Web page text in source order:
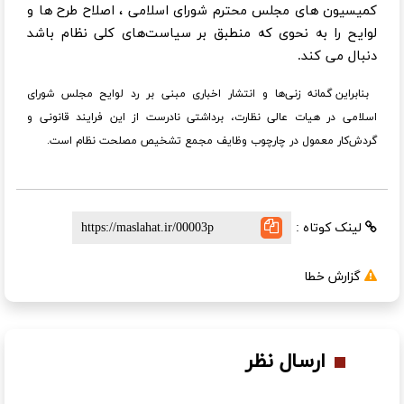
کمیسیون های مجلس محترم شورای اسلامی ، اصلاح طرح ها و
لوایح را به نحوی که منطبق بر سیاست‌های کلی نظام باشد
دنبال می کند.
بنابراین گمانه زنی‌ها و انتشار اخباری مبنی بر رد لوایح مجلس شورای
اسلامی در هیات عالی نظارت، برداشتی نادرست از این فرایند قانونی و
گردش‌کار معمول در چارچوب وظایف مجمع تشخیص مصلحت نظام است.
لینک کوتاه :
گزارش خطا
ارسال نظر